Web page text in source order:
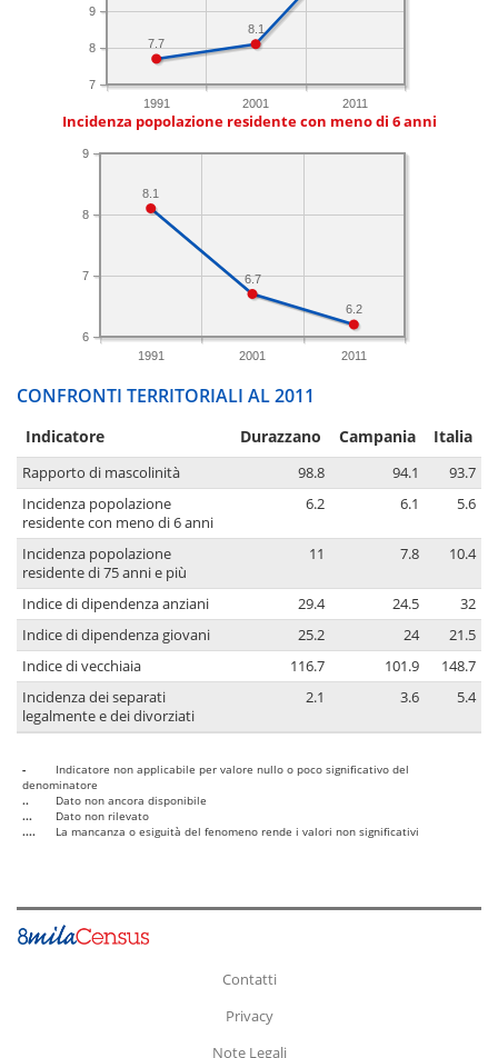
1991 2001 2011
7
8
9
8.1
7.7
Incidenza popolazione residente con meno di 6 anni
1991 2001 2011
6
7
8
9
6.2
6.7
8.1
CONFRONTI TERRITORIALI AL 2011
Indicatore Durazzano Campania Italia
Rapporto di mascolinità 98.8 94.1
93.7
Incidenza popolazione
residente con meno di 6 anni
6.2 6.1 5.6
Incidenza popolazione
residente di 75 anni e più
11 7.8 10.4
Indice di dipendenza anziani 29.4 24.5
32
Indice di dipendenza giovani
25.2 24
21.5
Indice di vecchiaia
116.7 101.9
148.7
Incidenza dei separati
legalmente e dei divorziati
2.1 3.6 5.4
-
Indicatore non applicabile per valore nullo o poco significativo del
denominatore
..
Dato non ancora disponibile
...
Dato non rilevato
....
La mancanza o esiguità del fenomeno rende i valori non significativi
Contatti
Privacy
Note Legali